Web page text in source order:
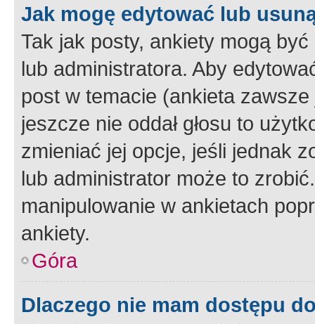
Jak mogę edytować lub
Tak jak posty, ankiety mogą
lub administratora. Aby
post w temacie (ankieta
jeszcze nie oddał głosu to
zmieniać jej opcje, jeśli jednak
lub administrator może to
manipulowanie w ankietach
ankiety.
Góra
Dlaczego nie mam dostępu